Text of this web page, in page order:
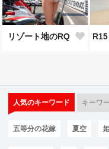
リゾート地のRQ
人気のキーワード キーワ
五等分の花嫁 夏空